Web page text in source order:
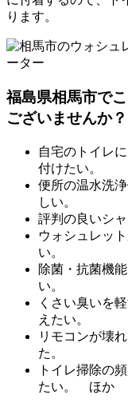
ります。
福島県相馬市で
ございませんか？
自宅のトイレ
付けたい。
便所の温水洗
しい。
評判の良いシ
ウォシュレッ
い。
除菌・抗菌機
い。
くさい臭いを
えたい。
リモコンが壊
た。
トイレ掃除の
たい。 ほか